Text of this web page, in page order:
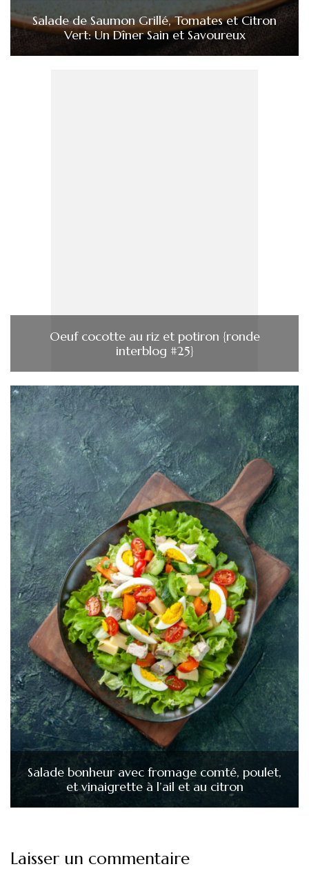
Salade de Saumon Grillé, Tomates et Citron
Vert: Un Dîner Sain et Savoureux
Oeuf cocotte au riz et potiron {ronde
interblog #25}
Salade bonheur avec fromage comté, poulet,
et vinaigrette à l’ail et au citron
Laisser un commentaire